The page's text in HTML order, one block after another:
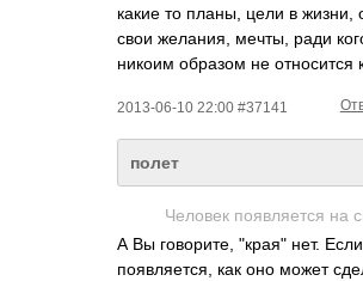
какие то планы, цели в жизни,
свои желания, мечты, ради
никоим образом не относится
2013-06-10 22:00 #37141
полет
Человек появляется на
А Вы говорите, "края" нет. Если
появляется, как оно может